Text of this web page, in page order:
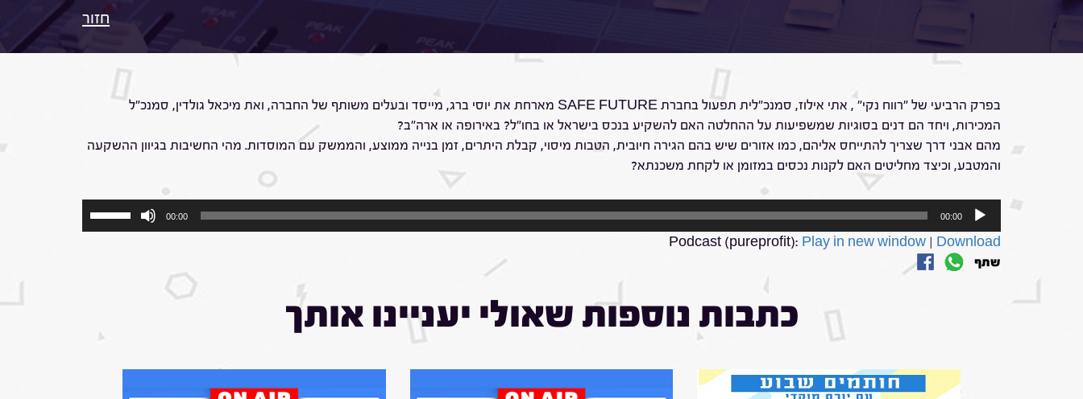
חזור
בפרק הרביעי של "רווח נקי" , אתי אילוז, סמנכ"לית תפעול בחברת SAFE FUTURE מארחת את יוסי ברג, מייסד ובעלים משותף של החברה, ואת מיכאל גולדין, סמנכ"ל
המכירות, ויחד הם דנים בסוגיות שמשפיעות על ההחלטה האם להשקיע בנכס בישראל או בחו"ל? באירופה או ארה"ב?
מהם אבני דרך שצריך להתייחס אליהם, כמו אזורים שיש בהם הגירה חיובית, הטבות מיסוי, קבלת היתרים, זמן בנייה ממוצע, והממשק עם המוסדות. מהי החשיבות בגיוון ההשקעה
והמטבע, וכיצד מחליטים האם לקנות נכסים במזומן או לקחת משכנתא?
00:00
00:00
במקש
Podcast (pureprofit): Play in new window | Download
שתף
כתבות נוספות שאולי יעניינו אותך